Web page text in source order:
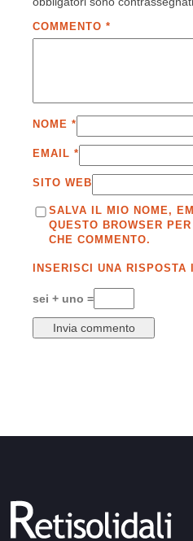
COMMENTO *
NOME *
EMAIL *
SITO WEB
SALVA IL MIO NOME,
QUESTO BROWSER
CHE COMMENTO.
INSERISCI UNA RISPOSTA
sei + uno =